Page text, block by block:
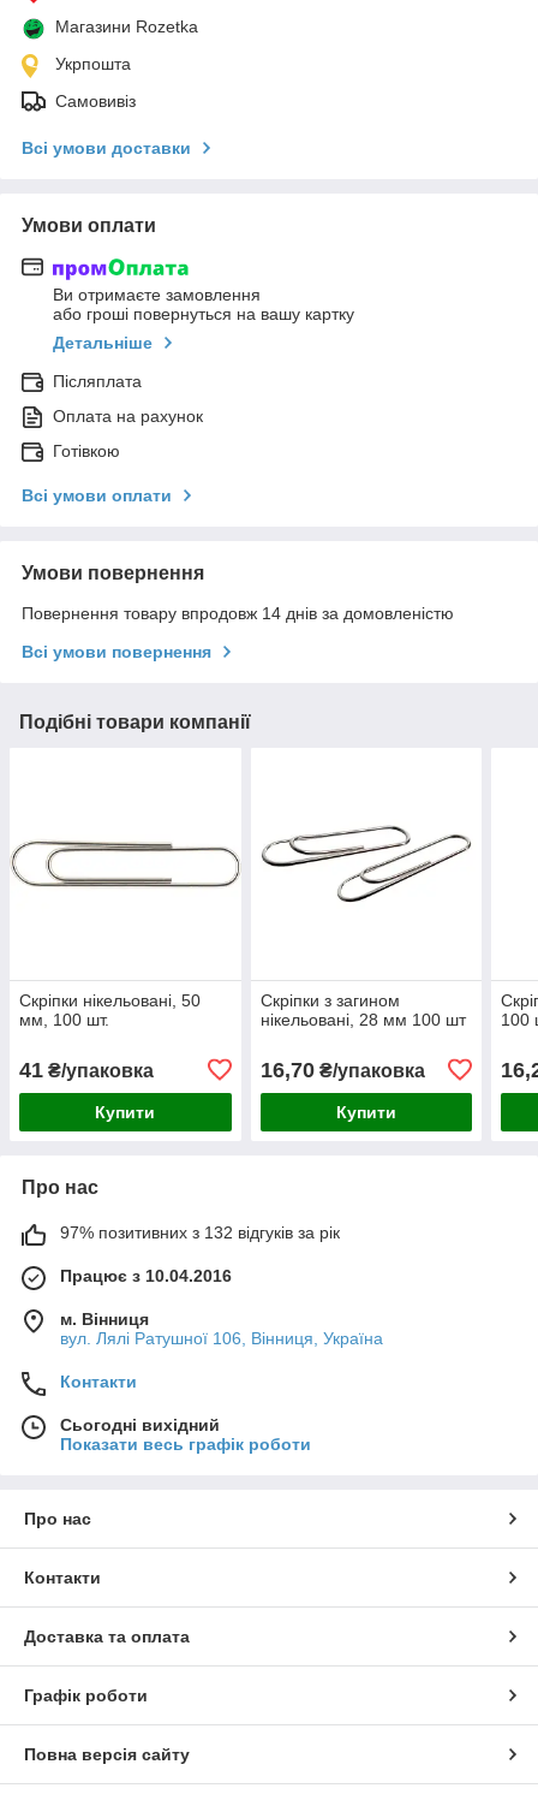
Магазини Rozetka
Укрпошта
Самовивіз
Всі умови доставки
Умови оплати
Ви отримаєте замовлення
або гроші повернуться на вашу картку
Детальніше
Післяплата
Оплата на рахунок
Готівкою
Всі умови оплати
Умови повернення
Повернення товару впродовж 14 днів за домовленістю
Всі умови повернення
Подібні товари компанії
Скріпки нікельовані, 50
мм, 100 шт.
41 ₴/упаковка
Купити
Скріпки з загином
нікельовані, 28 мм 100 шт
16,70₴/упаковка
Купити
100
Про нас
97% позитивних з 132 відгуків за рік
Працює з 10.04.2016
м. Вінниця
вул. Лялі Ратушної 106, Вінниця, Україна
Контакти
Сьогодні вихідний
Показати весь графік роботи
Про нас
Контакти
Доставка та оплата
Графік роботи
Повна версія сайту